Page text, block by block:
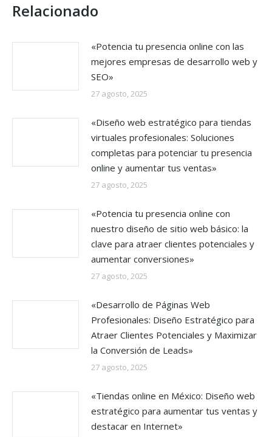
Relacionado
«Potencia tu presencia online con las
mejores empresas de desarrollo web y
SEO»
27 agosto, 2025
«Diseño web estratégico para tiendas
virtuales profesionales: Soluciones
completas para potenciar tu presencia
online y aumentar tus ventas»
27 agosto, 2025
«Potencia tu presencia online con
nuestro diseño de sitio web básico: la
clave para atraer clientes potenciales y
aumentar conversiones»
27 agosto, 2025
«Desarrollo de Páginas Web
Profesionales: Diseño Estratégico para
Atraer Clientes Potenciales y Maximizar
la Conversión de Leads»
27 agosto, 2025
«Tiendas online en México: Diseño web
estratégico para aumentar tus ventas y
destacar en Internet»